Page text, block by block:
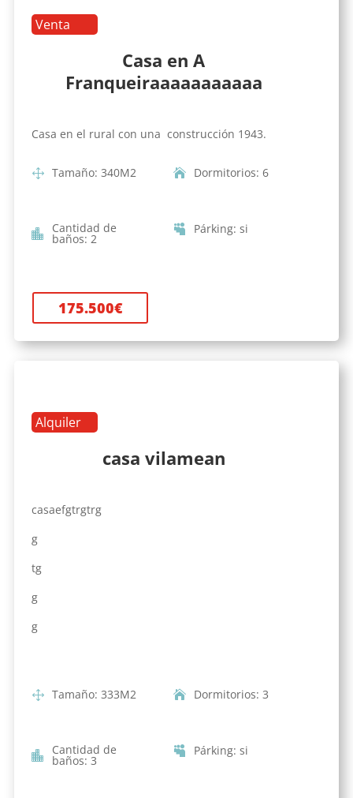
Venta
Casa en A
Franqueiraaaaaaaaaaa
Casa en el rural con una construcción 1943.
Tamaño: 340M2 Dormitorios: 6
Cantidad de
baños: 2
Párking: si
175.500€
Alquiler
casa vilamean
casaefgtrgtrg
g
tg
g
g
Tamaño: 333M2 Dormitorios: 3
Cantidad de
baños: 3
Párking: si